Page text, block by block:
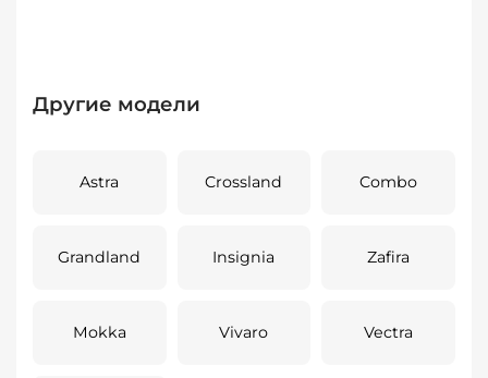
Другие модели
Astra Crossland Combo
Grandland Insignia Zafira
Mokka Vivaro Vectra